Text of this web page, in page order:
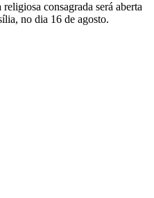
consagrada será aberta
no dia 16 de agosto.